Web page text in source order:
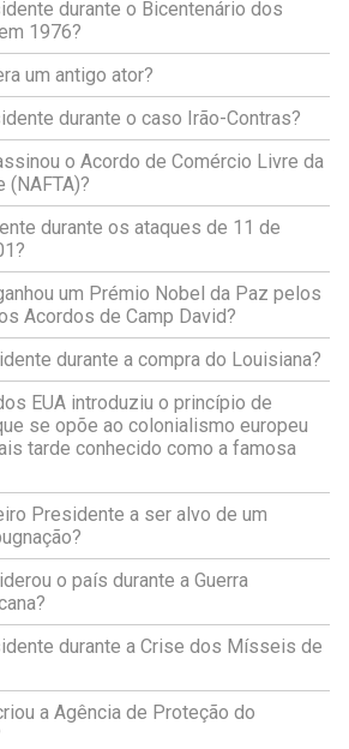
durante o Bicentenário dos
1976?
um antigo ator?
durante o caso Irão-Contras?
o Acordo de Comércio Livre da
(NAFTA)?
durante os ataques de 11 de
um Prémio Nobel da Paz pelos
Acordos de Camp David?
durante a compra do Louisiana?
EUA introduziu o princípio de
se opõe ao colonialismo europeu
tarde conhecido como a famosa
Presidente a ser alvo de um
o país durante a Guerra
durante a Crise dos Mísseis de
a Agência de Proteção do